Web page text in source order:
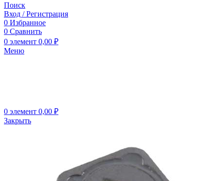
Поиск
Вход / Регистрация
0 Избранное
0 Сравнить
0 элемент 0,00 ₽
Меню
0 элемент 0,00 ₽
Закрыть